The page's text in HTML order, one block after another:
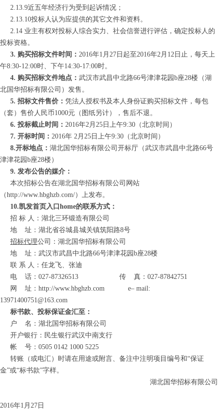
2.13.9近五年经济行为受到起诉情况；
2.13.10投标人认为应提供的其它文件和资料。
2.14 业主有权对投标人综合实力、社会信誉进行评估，确定投标人的
投标资格。
3. 购买招标文件时间：2016年1 月27 日起至2016年2月 12 日 止，每天上
午8:30-12:00时、下午14:30-17:00时。
4. 购买招标文件地点：武汉市武昌中北路66号津津花园b座28楼（湖
北国华招标有限公司）发售。
5. 招标文件售价：凭法人授权书及本人身份证购买招标文件，每包
（套）售价人民币1000元（图纸另计），售后不退。
6. 投标截止时间：2016年2月25 日上午9:30（北京时间）
7. 开标时间：2016年 2月25 日上午9:30（北京时间）
8.开标地点： 湖北国华招标有限公司开标厅（武汉市武昌中北路66号
津津花园b座28楼）
9. 发布公告的媒介：
本次招标公告在湖北国华招标有限公司网站
（http://www.hbghzb.com/）上发布。
10.凯发首页入口home的联系方式：
招 标 人：湖北三环锻造有限公司
地
址：湖北省谷城县城关镇筑阳路8号
招标代理公司：湖北国华招标有限公司
地
址： 武汉市武昌中北路66号津津花园b座28楼
联 系 人：任龙飞、张迪
电
话：027-87326513 传
真：027-87842751
网
址 ： http://www.hbghzb.com e– mail:
13971400751@163.com
标书款、投标保证金汇至：
户
名：湖北国华招标有限公司
开户银行：民生银行武汉中南支行
帐
号：0505 0142 1000 5225
转账（或电汇）时请在用途或附言、备注中注明项目编号和“保证
金”或“标书款”字样。
湖北国华招标有限公司
2016年1 月 27 日